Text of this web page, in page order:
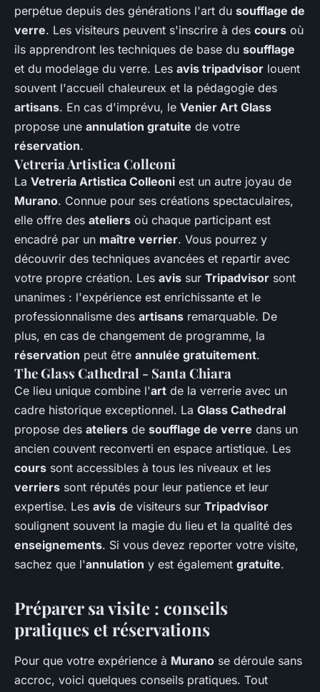
perpétue depuis des générations l'art du soufflage de
verre. Les visiteurs peuvent s'inscrire à des cours où
ils apprendront les techniques de base du soufflage
et du modelage du verre. Les avis tripadvisor louent
souvent l'accueil chaleureux et la pédagogie des
artisans. En cas d'imprévu, le Venier Art Glass
propose une annulation gratuite de votre
réservation.
Vetreria Artistica Colleoni
La Vetreria Artistica Colleoni est un autre joyau de
Murano. Connue pour ses créations spectaculaires,
elle offre des ateliers où chaque participant est
encadré par un maître verrier. Vous pourrez y
découvrir des techniques avancées et repartir avec
votre propre création. Les avis sur Tripadvisor sont
unanimes : l'expérience est enrichissante et le
professionnalisme des artisans remarquable. De
plus, en cas de changement de programme, la
réservation peut être annulée gratuitement.
The Glass Cathedral - Santa Chiara
Ce lieu unique combine l'art de la verrerie avec un
cadre historique exceptionnel. La Glass Cathedral
propose des ateliers de soufflage de verre dans un
ancien couvent reconverti en espace artistique. Les
cours sont accessibles à tous les niveaux et les
verriers sont réputés pour leur patience et leur
expertise. Les avis de visiteurs sur Tripadvisor
soulignent souvent la magie du lieu et la qualité des
enseignements. Si vous devez reporter votre visite,
sachez que l'annulation y est également gratuite.
Préparer sa visite : conseils
pratiques et réservations
Pour que votre expérience à Murano se déroule sans
accroc, voici quelques conseils pratiques. Tout